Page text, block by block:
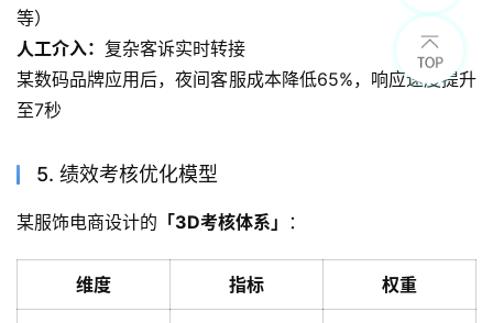
等）
人工介入： 复杂客诉实时转接
某数码品牌应用后，夜间客服成本降低65%，响应速度提升
至7秒
5. 绩效考核优化模型
某服饰电商设计的 「3D考核体系」 ：
维度 指标 权重